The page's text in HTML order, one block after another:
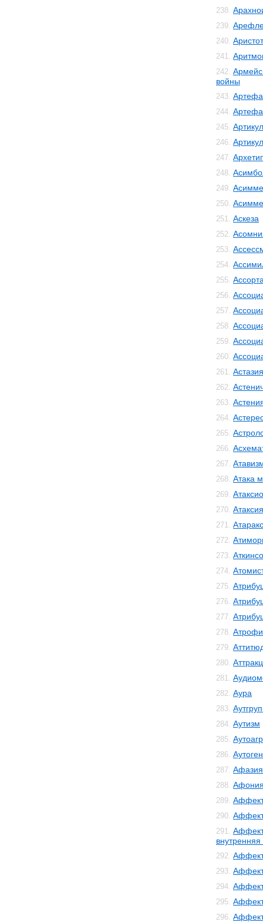
238.
239.
240.
241.
242.
войны
243.
244.
245.
246.
247.
248.
249.
250.
251. Аскеза
252.
253.
254.
255.
256.
257.
258.
259.
260.
261. Астазия
262.
263.
264.
265.
266.
267.
268. Атака
269.
270. Атаксия
271.
272.
273.
274.
275.
276.
277.
278.
279.
280.
281.
282. Аура
283.
284. Аутизм
285.
286.
287. Афазия
288.
289. Аффект
290.
291.
292.
293.
294.
295.
296.